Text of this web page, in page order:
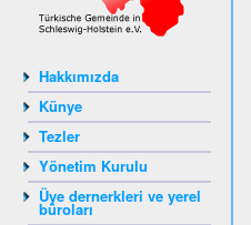
Hakkımızda
Künye
Tezler
Yönetim Kurulu
Üye dernerkleri ve yerel
büroları